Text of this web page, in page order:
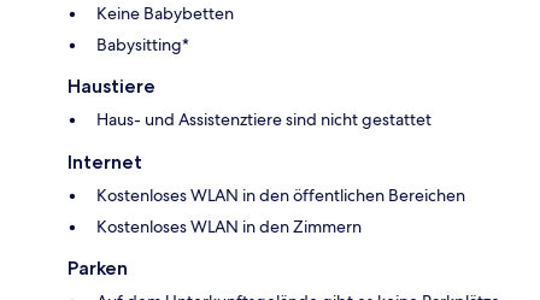
Keine Babybetten
Babysitting*
Haustiere
Haus- und Assistenztiere sind nicht gestattet
Internet
Kostenloses WLAN in den öffentlichen Bereichen
Kostenloses WLAN in den Zimmern
Parken